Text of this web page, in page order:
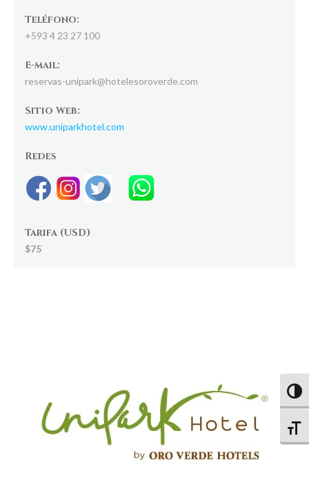
Teléfono:
+593 4 23 27 100
E-mail:
reservas-unipark@hotelesoroverde.com
Sitio Web:
www.uniparkhotel.com
Redes
Tarifa (USD)
$75